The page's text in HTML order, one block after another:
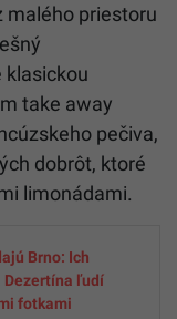
malého priestoru
klasickou
take away
pečiva,
dobrôt, ktoré
limonádami.
Brno: Ich
Dezertína ľudí
fotkami